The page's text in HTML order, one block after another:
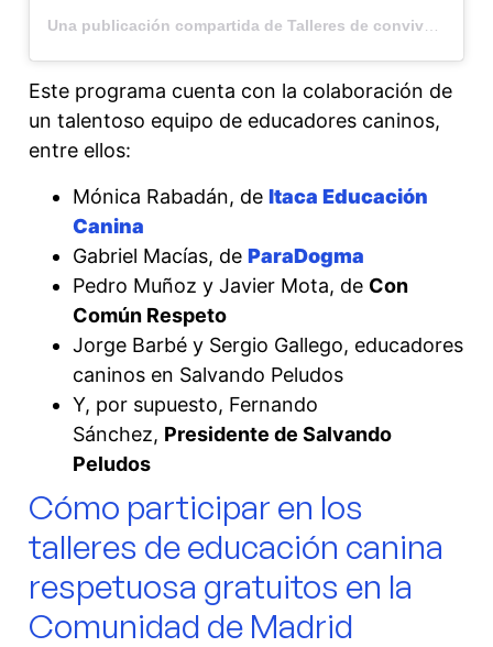
Este programa cuenta con la colaboración de
un talentoso equipo de educadores caninos,
entre ellos:
Mónica Rabadán, de Itaca Educación
Canina
Gabriel Macías, de ParaDogma
Pedro Muñoz y Javier Mota, de Con
Común Respeto
Jorge Barbé y Sergio Gallego, educadores
caninos en Salvando Peludos
Y, por supuesto, Fernando
Sánchez, Presidente de Salvando
Peludos
Cómo participar en los
talleres de educación canina
respetuosa gratuitos en la
Comunidad de Madrid